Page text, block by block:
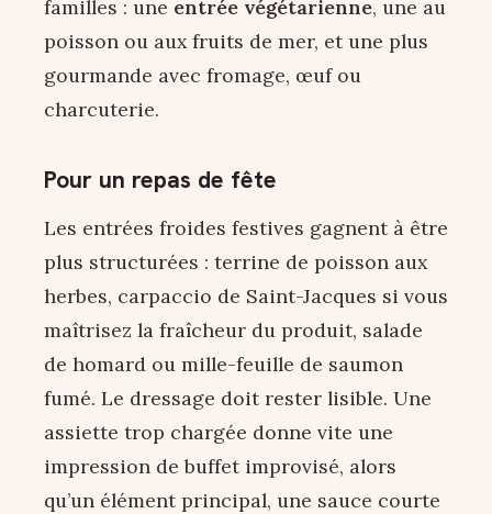
familles : une entrée végétarienne, une au
poisson ou aux fruits de mer, et une plus
gourmande avec fromage, œuf ou
charcuterie.
Pour un repas de fête
Les entrées froides festives gagnent à être
plus structurées : terrine de poisson aux
herbes, carpaccio de Saint-Jacques si vous
maîtrisez la fraîcheur du produit, salade
de homard ou mille-feuille de saumon
fumé. Le dressage doit rester lisible. Une
assiette trop chargée donne vite une
impression de buffet improvisé, alors
qu’un élément principal, une sauce courte